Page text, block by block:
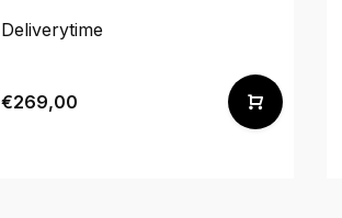
Deliverytime
€269,00